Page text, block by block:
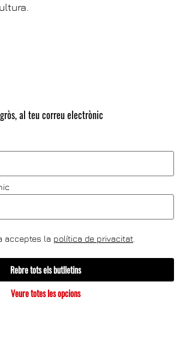
al teu correu electrònic
acceptes la política de privacitat
Rebre tots els butlletins
Veure totes les opcions